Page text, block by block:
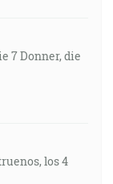
7 Donner, die
los 4